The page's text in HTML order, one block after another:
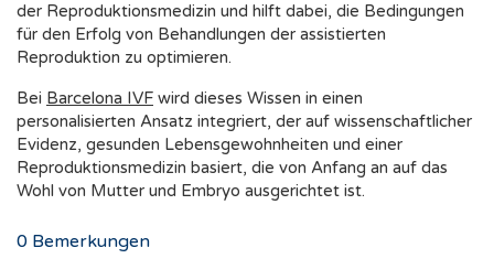
der Reproduktionsmedizin und hilft dabei, die Bedingungen
für den Erfolg von Behandlungen der assistierten
Reproduktion zu optimieren.
Bei Barcelona IVF
personalisierten Ansatz integriert, der auf wissenschaftlicher
Evidenz, gesunden Lebensgewohnheiten und einer
Reproduktionsmedizin basiert, die von Anfang an auf das
Wohl von Mutter und Embryo ausgerichtet ist.
0 Bemerkungen